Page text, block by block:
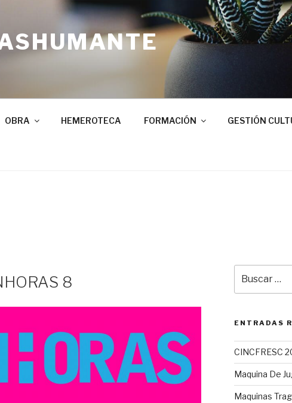
OBRA HEMEROTECA FORMACIÓN GESTIÓN
8
por:
ENTRADAS
CINCFRESC
Maquina De
Maquinas